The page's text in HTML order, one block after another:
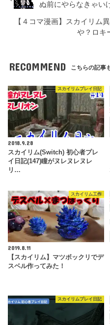
ぬ前にやらなきゃい
【４コマ漫画】スカイリム
や？ロキ
RECOMMEND こちらの記事
スカイリムプレイ日記
2018.9.28
スカイリム(Switch) 初心者プレ
イ日記(147)瞳がヌレヌレヌレ
リ…
スカイリム工作
2019.8.11
【スカイリム】マツボックリでデ
スベル作ってみた！
スカイリムプレイ日記